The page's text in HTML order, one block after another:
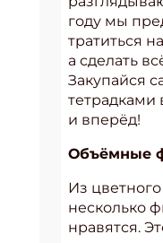
году мы
тратиться
а сделать
Закупайся
и вперёд!
Объёмные
Из
несколько
нравятся.